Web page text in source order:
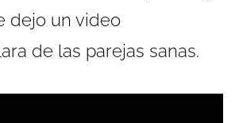
dejo un video
de las parejas sanas.